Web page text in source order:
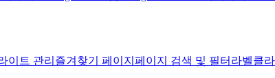
이트 관리 즐겨찾기 페이지 페이지 검색 및 필터 라벨클